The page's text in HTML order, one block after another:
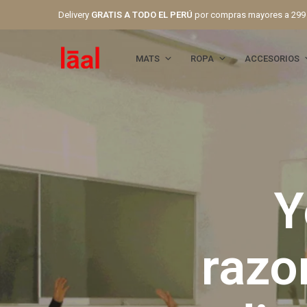
Delivery GRATIS A TODO EL PERÚ por compras mayores a
MATS ROPA ACCESORIOS